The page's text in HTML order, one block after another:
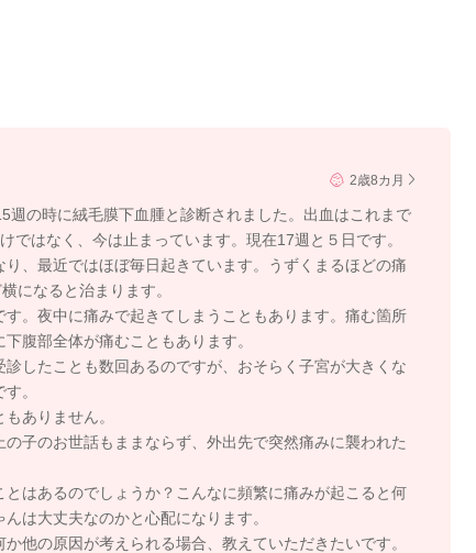
2歳8カ月
週の時に絨毛膜下血腫と診断されました。出血はこれまで
ではなく、今は止まっています。現在17週と５日です。
、最近ではほぼ毎日起きています。うずくまるほどの痛
になると治まります。
。夜中に痛みで起きてしまうこともあります。痛む箇所
腹部全体が痛むこともあります。
したことも数回あるのですが、おそらく子宮が大きくな
。
ありません。
子のお世話もままならず、外出先で突然痛みに襲われた
はあるのでしょうか？こんなに頻繁に痛みが起こると何
は大丈夫なのかと心配になります。
他の原因が考えられる場合、教えていただきたいです。